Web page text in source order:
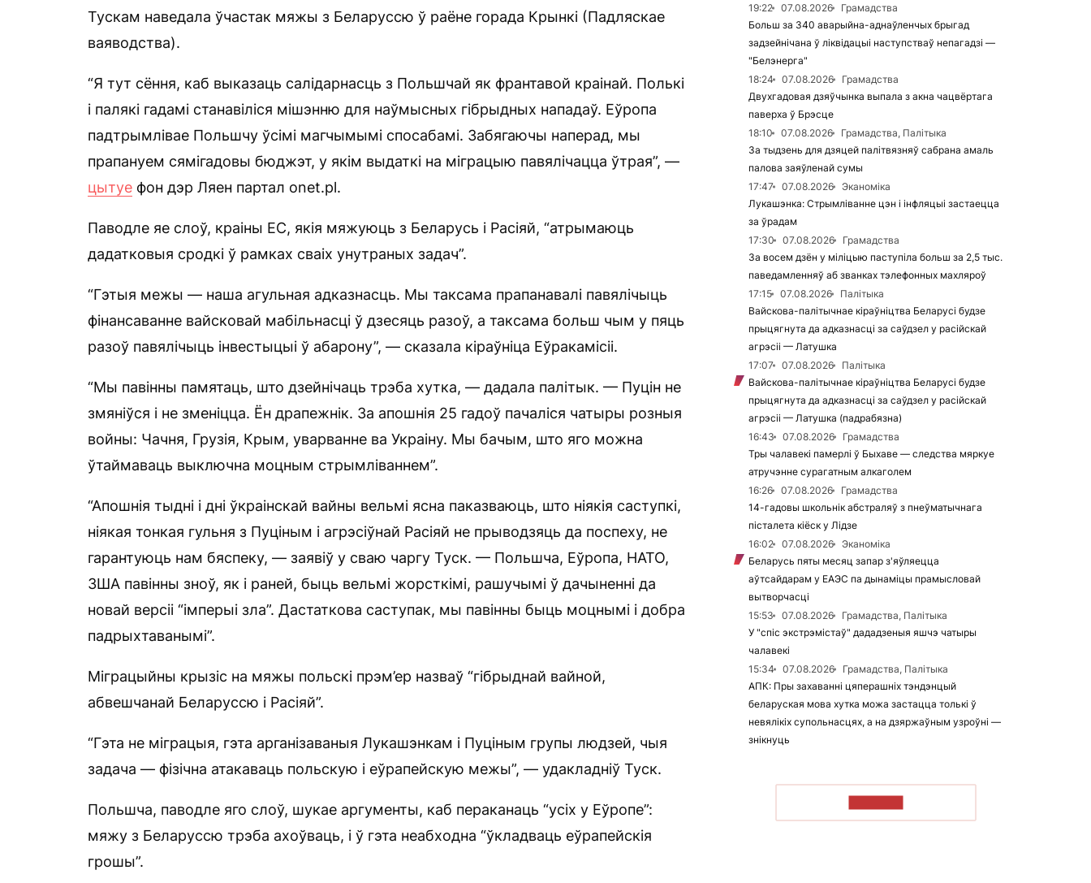
Тускам наведала ўчастак мяжы з Беларуссю ў раёне горада Крынкі (Падляскае
ваяводства).
“Я тут сёння, каб выказаць салідарнасць з Польшчай як франтавой краінай. Полькі
і палякі гадамі станавіліся мішэнню для наўмысных гібрыдных нападаў. Еўропа
падтрымлівае Польшчу ўсімі магчымымі спосабамі. Забягаючы наперад, мы
прапануем сямігадовы бюджэт, у якім выдаткі на міграцыю павялічацца ўтрая”, —
цытуе фон дэр Ляен партал onet.pl.
Паводле яе слоў, краіны ЕС, якія мяжуюць з Беларусь і Расіяй, “атрымаюць
дадатковыя сродкі ў рамках сваіх унутраных задач”.
“Гэтыя межы — наша агульная адказнасць. Мы таксама прапанавалі павялічыць
фінансаванне вайсковай мабільнасці ў дзесяць разоў, а таксама больш чым у пяць
разоў павялічыць інвестыцыі ў абарону”, — сказала кіраўніца Еўракамісіі.
“Мы павінны памятаць, што дзейнічаць трэба хутка, — дадала палітык. — Пуцін не
змяніўся і не зменіцца. Ён драпежнік. За апошнія 25 гадоў пачаліся чатыры розныя
войны: Чачня, Грузія, Крым, уварванне ва Украіну. Мы бачым, што яго можна
ўтаймаваць выключна моцным стрымліваннем”.
“Апошнія тыдні і дні ўкраінскай вайны вельмі ясна паказваюць, што ніякія саступкі,
ніякая тонкая гульня з Пуціным і агрэсіўнай Расіяй не прыводзяць да поспеху, не
гарантуюць нам бяспеку, — заявіў у сваю чаргу Туск. — Польшча, Еўропа, НАТО,
ЗША павінны зноў, як і раней, быць вельмі жорсткімі, рашучымі ў дачыненні да
новай версіі “імперыі зла”. Дастаткова саступак, мы павінны быць моцнымі і добра
падрыхтаванымі”.
Міграцыйны крызіс на мяжы польскі прэм’ер назваў “гібрыднай вайной,
абвешчанай Беларуссю і Расіяй”.
“Гэта не міграцыя, гэта арганізаваныя Лукашэнкам і Пуціным групы людзей, чыя
задача — фізічна атакаваць польскую і еўрапейскую межы”, — удакладніў Туск.
Польшча, паводле яго слоў, шукае аргументы, каб пераканаць “усіх у Еўропе”:
мяжу з Беларуссю трэба ахоўваць, і ў гэта неабходна “ўкладваць еўрапейскія
грошы”.
19:22
07.08.2026
Грамадства
Больш за 340 аварыйна-аднаўленчых брыгад
задзейнічана ў ліквідацыі наступстваў непагадзі —
"Белэнерга"
18:24
07.08.2026
Грамадства
Двухгадовая дзяўчынка выпала з акна чацвёртага
паверха ў Брэсце
18:10
07.08.2026
Грамадства, Палітыка
За тыдзень для дзяцей палітвязняў сабрана амаль
палова заяўленай сумы
17:47
07.08.2026
Эканоміка
Лукашэнка: Стрымліванне цэн і інфляцыі застаецца
за ўрадам
17:30
07.08.2026
Грамадства
За восем дзён у міліцыю паступіла больш за 2,5 тыс.
паведамленняў аб званках тэлефонных махляроў
17:15
07.08.2026
Палітыка
Вайскова-палітычнае кіраўніцтва Беларусі будзе
прыцягнута да адказнасці за саўдзел у расійскай
агрэсіі — Латушка
17:07
07.08.2026
Палітыка
Вайскова-палітычнае кіраўніцтва Беларусі будзе
прыцягнута да адказнасці за саўдзел у расійскай
агрэсіі — Латушка (падрабязна)
16:43
07.08.2026
Грамадства
Тры чалавекі памерлі ў Быхаве — следства мяркуе
атручэнне сурагатным алкаголем
16:26
07.08.2026
Грамадства
14-гадовы школьнік абстраляў з пнеўматычнага
пісталета кіёск у Лідзе
16:02
07.08.2026
Эканоміка
Беларусь пяты месяц запар з'яўляецца
аўтсайдарам у ЕАЭС па дынаміцы прамысловай
вытворчасці
15:53
07.08.2026
Грамадства, Палітыка
У "спіс экстрэмістаў" дададзеныя яшчэ чатыры
чалавекі
15:34
07.08.2026
Грамадства, Палітыка
АПК: Пры захаванні цяперашніх тэндэнцый
беларуская мова хутка можа застацца толькі ў
невялікіх супольнасцях, а на дзяржаўным узроўні —
знікнуць